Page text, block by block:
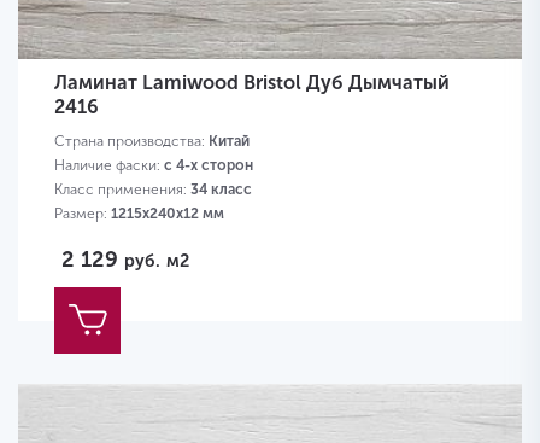
Ламинат Lamiwood Bristol Дуб Дымчатый
2416
Страна производства: Китай
Наличие фаски: с 4-х сторон
Класс применения: 34 класс
Размер: 1215х240х12 мм
2 129 руб. м2